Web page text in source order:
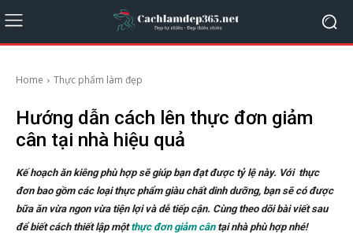
Home Thực phẩm làm đẹp
Hướng dẫn cách lên thực đơn giảm
cân tại nhà hiệu quả
Kế hoạch ăn kiêng phù hợp sẽ giúp bạn đạt được tỷ lệ này. Với thực
đơn bao gồm các loại thực phẩm giàu chất dinh dưỡng, bạn sẽ có được
bữa ăn vừa ngon vừa tiện lợi và dễ tiếp cận. Cùng theo dõi bài viết sau
để biết cách thiết lập mộtthực đơn giảm cântại nhà phù hợp nhé!